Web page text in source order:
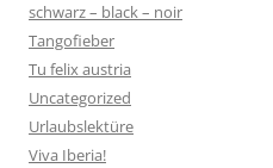
schwarz – black – noir
Tangofieber
Tu felix austria
Uncategorized
Urlaubslektüre
Viva Iberia!